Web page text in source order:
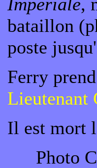
bataillon
poste
Ferry
Lieutenant
Il est mort
Photo